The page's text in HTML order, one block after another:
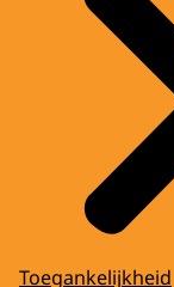
Toegankelijkheid